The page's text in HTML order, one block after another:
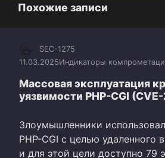
Похожие записи
SEC-1275
11.03.2025Индикаторы
Массовая эксплуатация
уязвимости PHP-CGI
Злоумышленники
PHP-CGI с целью удаленного
и для этой цели доступно 79